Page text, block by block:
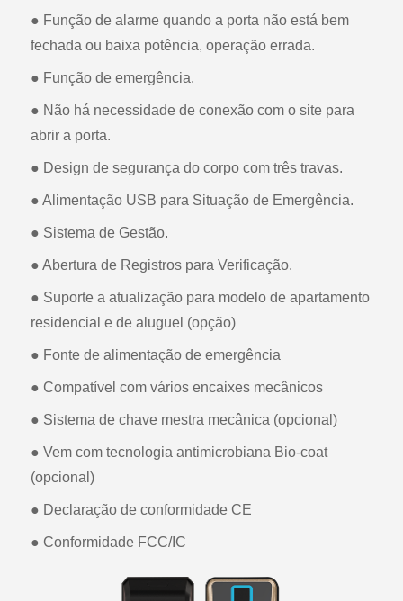
● Função de alarme quando a porta não está bem
fechada ou baixa potência, operação errada.
● Função de emergência.
● Não há necessidade de conexão com o site para
abrir a porta.
● Design de segurança do corpo com três travas.
● Alimentação USB para Situação de Emergência.
● Sistema de Gestão.
● Abertura de Registros para Verificação.
● Suporte a atualização para modelo de apartamento
residencial e de aluguel (opção)
● Fonte de alimentação de emergência
● Compatível com vários encaixes mecânicos
● Sistema de chave mestra mecânica (opcional)
● Vem com tecnologia antimicrobiana Bio-coat
(opcional)
● Declaração de conformidade CE
● Conformidade FCC/IC